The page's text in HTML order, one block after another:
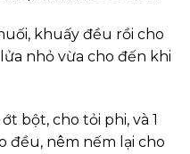
khuấy đều rồi cho
nhỏ vừa cho đến khi
bột, cho tỏi phi, và 1
đều, nêm nếm lại cho